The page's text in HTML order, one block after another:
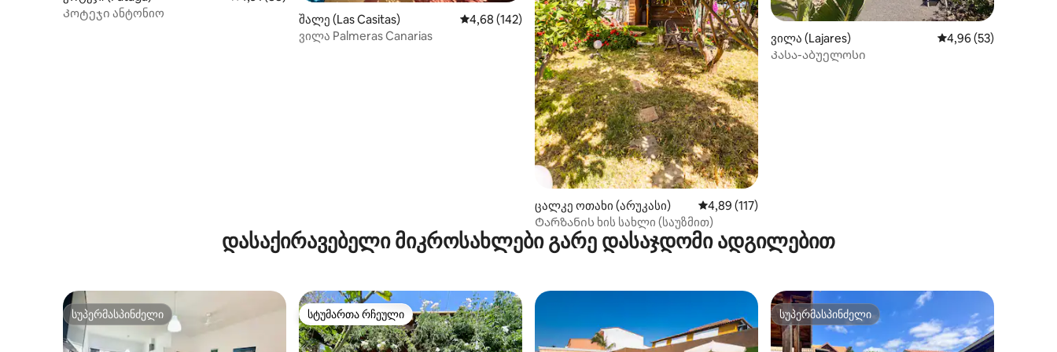
Კოტეჯი ანტონიო
შალე (Las Casitas) საშუალო შეფასებაა 5‑დან 4,68, 142 მიმოხილვა
4,68 (142)
ვილა Palmeras Canarias
ცალკე ოთახი (არუკასი) საშუალო შეფასებაა 5‑დან 4,89, 117 მიმოხილვა
4,89 (117)
Ტარზანის ხის სახლი (საუზმით)
ვილა (Lajares) საშუალო შეფასებაა
4,96 (53)
Კასა-აბუელოსი
დასაქირავებელი მიკროსახლები გარე დასაჯდომი ადგილებით
სუპერმასპინძელი
სუპერმასპინძელი სტუმართა რჩეული
სტუმართა რჩეული სუპერმასპინძელი
სუპერმასპინძელი